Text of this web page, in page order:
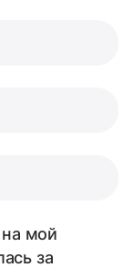
мой
за